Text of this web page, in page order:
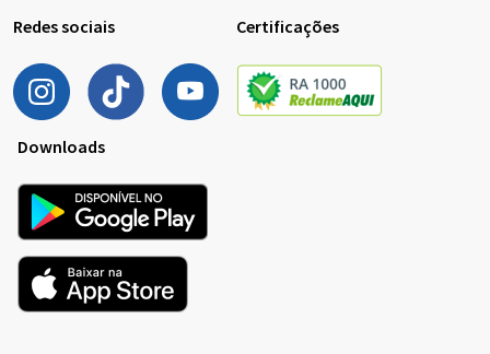
Redes sociais Certificações
Downloads